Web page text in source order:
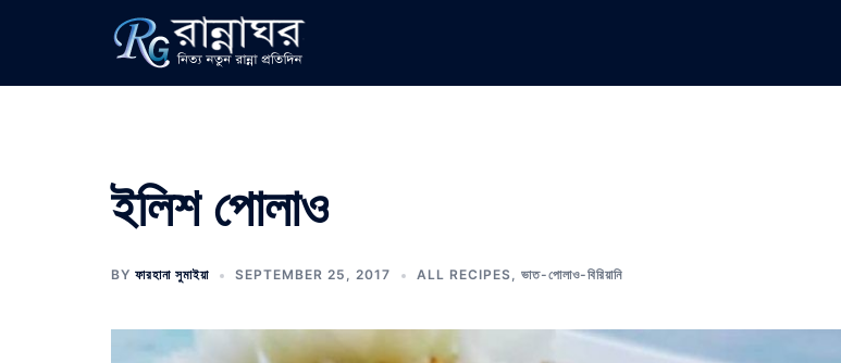
ইলিশ পোলাও
BY ফারহানা সুমাইয়া SEPTEMBER 25, 2017 ALL RECIPES, ভাত-পোলাও-বিরিয়ানি